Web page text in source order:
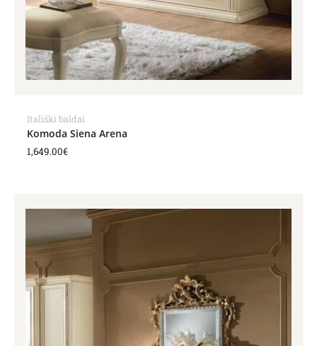
Itališki baldai
Komoda Siena Arena
1,649.00€